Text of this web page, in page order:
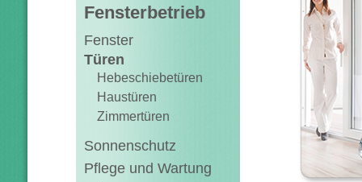
Fensterbetrieb
Fenster
Türen
Hebeschiebetüren
Haustüren
Zimmertüren
Sonnenschutz
Pflege und Wartung